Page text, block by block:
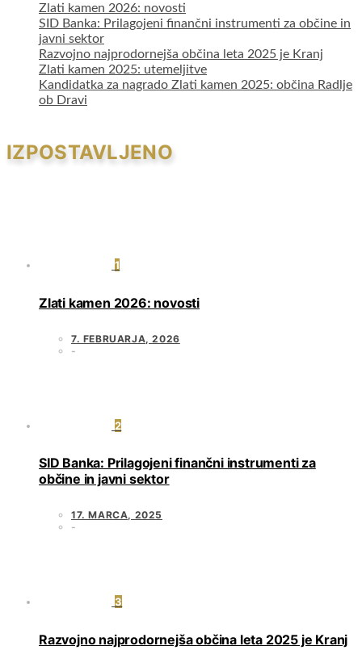
Zlati kamen 2026: novosti
SID Banka: Prilagojeni finančni instrumenti za občine in
javni sektor
Razvojno najprodornejša občina leta 2025 je Kranj
Zlati kamen 2025: utemeljitve
Kandidatka za nagrado Zlati kamen 2025: občina Radlje
ob Dravi
IZPOSTAVLJENO
1
Zlati kamen 2026: novosti
7. FEBRUARJA, 2026
2
SID Banka: Prilagojeni finančni instrumenti za
občine in javni sektor
17. MARCA, 2025
3
Razvojno najprodornejša občina leta 2025 je Kranj